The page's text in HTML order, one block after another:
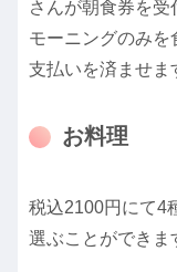
さんが朝食券を受
モーニングのみ
支払いを済ませま
お料理
税込2100円にて4
選ぶことができま